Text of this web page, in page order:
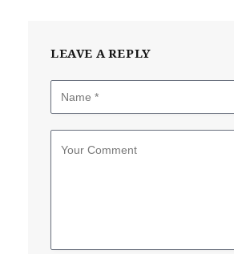
LEAVE A REPLY